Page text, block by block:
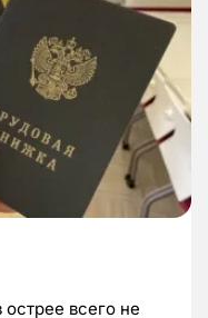
всего не